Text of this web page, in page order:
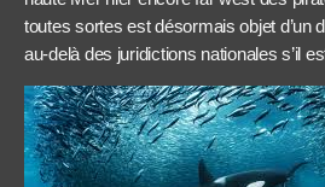
toutes sortes est désormais objet d’un
au-delà des juridictions nationales s’il